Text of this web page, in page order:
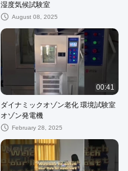
湿度気候試験室
August 08, 2025
00:41
ダイナミックオゾン老化 環境試験室
オゾン発電機
February 28, 2025